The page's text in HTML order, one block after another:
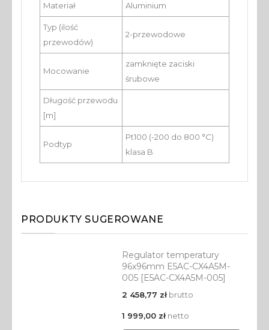
Materiał Aluminium
Typ (ilość
przewodów)
2-przewodowe
Mocowanie
zamknięte zaciski
śrubowe
Długość przewodu
[m]
Podtyp
Pt100 (-200 do 800 °C)
klasa B
PRODUKTY SUGEROWANE
Regulator temperatury
96x96mm E5AC-CX4A5M-
005 [E5AC-CX4A5M-005]
2 458,77 złbrutto
1 999,00 złnetto